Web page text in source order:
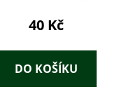
40 Kč
DO KOŠÍKU